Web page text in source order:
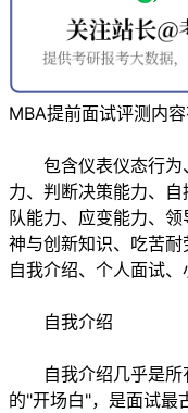
MBA提前面试评测内
包含仪表仪态行为
力、判断决策能力、
队能力、应变能力、
神与创新知识、吃
自我介绍、个人面试、
自我介绍
自我介绍几乎是所
的"开场白"，是面试最